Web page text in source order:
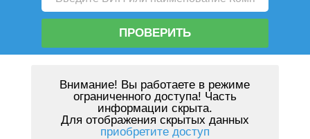
ПРОВЕРИТЬ
Внимание! Вы работаете в режиме
ограниченного доступа! Часть
информации скрыта.
Для отображения скрытых данных
приобретите доступ